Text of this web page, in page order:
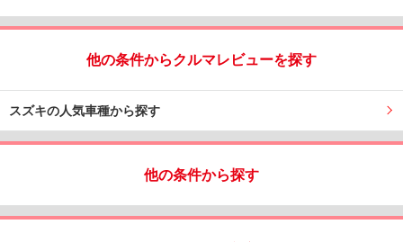
他の条件からクルマレビューを探す
スズキの人気車種から探す
他の条件から探す